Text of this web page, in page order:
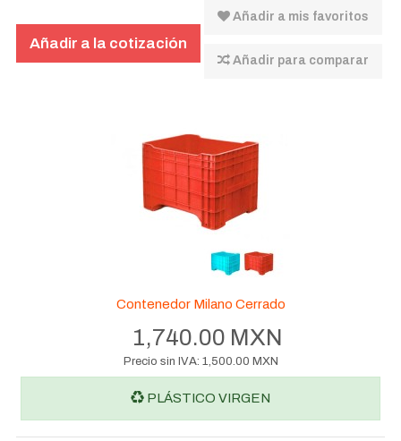
Añadir a mis favoritos
Añadir para comparar
Contenedor Milano Cerrado
1,740.00 MXN
Precio sin IVA: 1,500.00 MXN
PLÁSTICO VIRGEN